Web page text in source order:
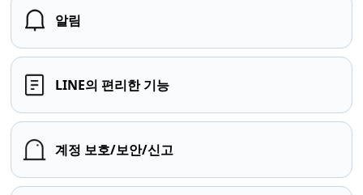
알림
LINE의 편리한 기능
계정 보호/보안/신고